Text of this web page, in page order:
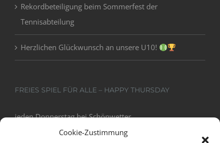
Cookie-Zustimmung
Rekordbeteiligung beim Sommerfest der
Tennisabteilung
Herzlichen Glückwunsch an unsere U10!
FREIES SPIEL FÜR ALLE – HAPPY THURSDAY
jeden Donnerstag bei Schönwetter
18:00 - 20:00